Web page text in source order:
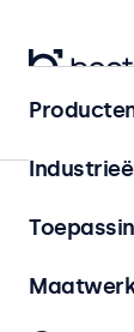
Kiosks &